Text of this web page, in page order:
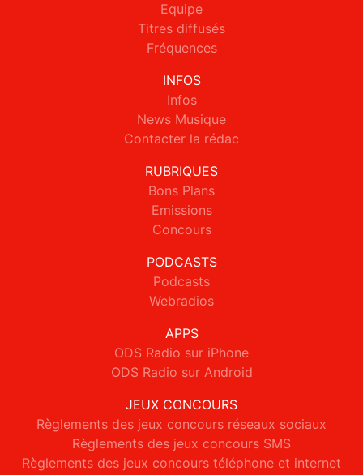
Equipe
Titres diffusés
Fréquences
INFOS
Infos
News Musique
Contacter la rédac
RUBRIQUES
Bons Plans
Emissions
Concours
PODCASTS
Podcasts
Webradios
APPS
ODS Radio sur iPhone
ODS Radio sur Android
JEUX CONCOURS
Règlements des jeux concours réseaux sociaux
Règlements des jeux concours SMS
Règlements des jeux concours téléphone et internet